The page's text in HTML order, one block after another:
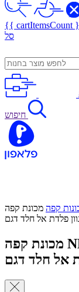
{{ cartItemsCount
סל
חיפוש
קפה מכונת קפה NESPRESSO
מכונת קפה NESPRESSO קריאטיסטה פרו